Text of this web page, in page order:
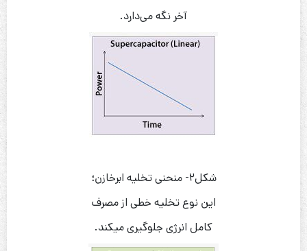
آخر نگه می‌دارد.
شکل۲- منحنی تخلیه ابرخازن؛
این نوع تخلیه خطی از مصرف
کامل انرژی جلوگیری میکند.